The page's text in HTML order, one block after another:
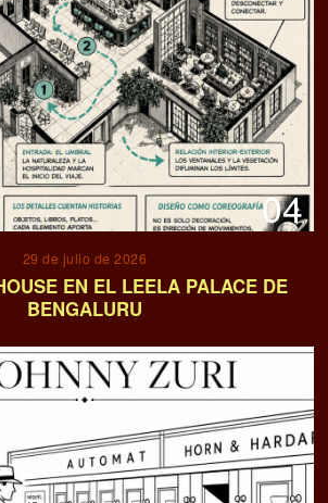
04
29 de julio de 2026
EN EL LEELA PALACE DE
BENGALURU